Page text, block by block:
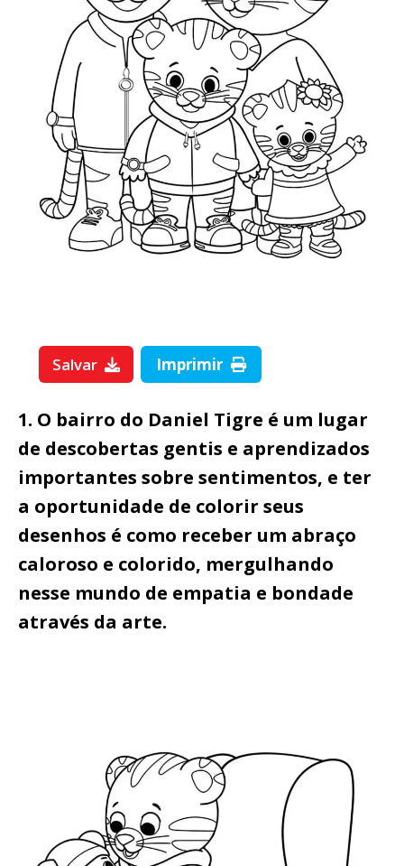
Salvar Imprimir
1. O bairro do Daniel Tigre é um lugar
de descobertas gentis e aprendizados
importantes sobre sentimentos, e ter
a oportunidade de colorir seus
desenhos é como receber um abraço
caloroso e colorido, mergulhando
nesse mundo de empatia e bondade
através da arte.